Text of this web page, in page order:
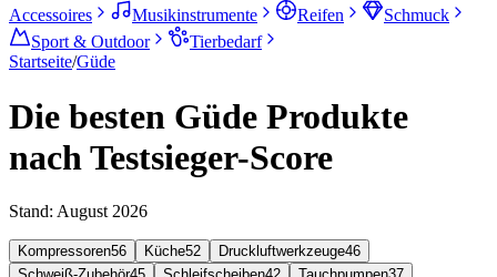
Accessoires
Musikinstrumente Reifen
Schmuck
Sport & Outdoor
Tierbedarf
Startseite/Güde
Die besten Güde Produkte
nach Testsieger-Score
Stand: August 2026
Kompressoren56 Küche52 Druckluftwerkzeuge46